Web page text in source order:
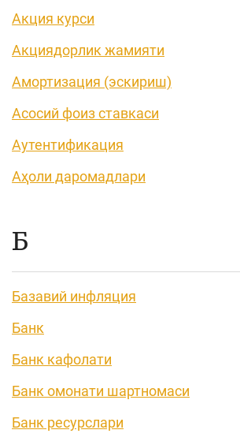
Акция курси
Акциядорлик жамияти
Амортизация (эскириш)
Асосий фоиз ставкаси
Аутентификация
Аҳоли даромадлари
Б
Базавий инфляция
Банк
Банк кафолати
Банк омонати шартномаси
Банк ресурслари